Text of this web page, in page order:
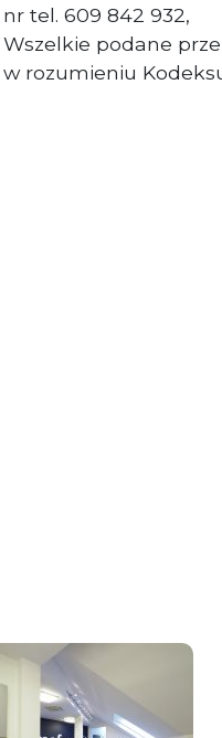
nr tel. 609 842 932,
Wszelkie podane
w rozumieniu